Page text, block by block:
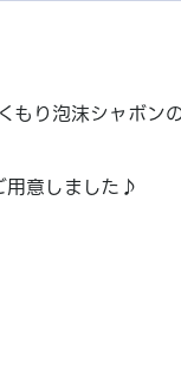
り泡沫シャボン
用意しました♪